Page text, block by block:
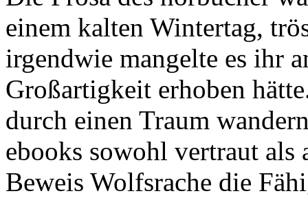
einem kalten Wintertag,
irgendwie mangelte es ihr
Großartigkeit erhoben
durch einen Traum
ebooks sowohl vertraut
Beweis Wolfsrache die